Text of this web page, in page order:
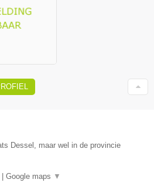
Dessel, maar wel in de provincie
Google maps ▼